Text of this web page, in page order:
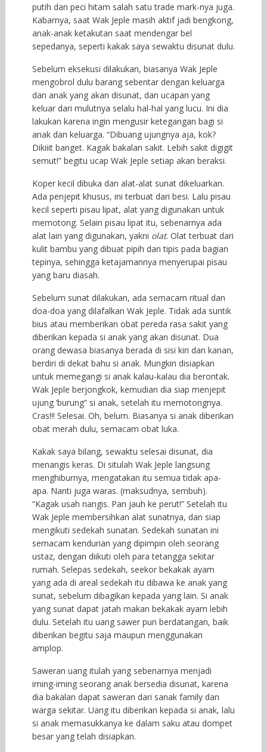
putih dan peci hitam salah satu trade mark-nya juga.
Kabarnya, saat Wak Jeple masih aktif jadi bengkong,
anak-anak ketakutan saat mendengar bel
sepedanya, seperti kakak saya sewaktu disunat dulu.
Sebelum eksekusi dilakukan, biasanya Wak Jeple
mengobrol dulu barang sebentar dengan keluarga
dan anak yang akan disunat, dan ucapan yang
keluar dari mulutnya selalu hal-hal yang lucu. Ini dia
lakukan karena ingin mengusir ketegangan bagi si
anak dan keluarga. “Dibuang ujungnya aja, kok?
Dikiiit banget. Kagak bakalan sakit. Lebih sakit digigit
semut!” begitu ucap Wak Jeple setiap akan beraksi.
Koper kecil dibuka dan alat-alat sunat dikeluarkan.
Ada penjepit khusus, ini terbuat dari besi. Lalu pisau
kecil seperti pisau lipat, alat yang digunakan untuk
memotong. Selain pisau lipat itu, sebenarnya ada
alat lain yang digunakan, yakni olat. Olat terbuat dari
kulit bambu yang dibuat pipih dan tipis pada bagian
tepinya, sehingga ketajamannya menyerupai pisau
yang baru diasah.
Sebelum sunat dilakukan, ada semacam ritual dan
doa-doa yang dilafalkan Wak Jeple. Tidak ada suntik
bius atau memberikan obat pereda rasa sakit yang
diberikan kepada si anak yang akan disunat. Dua
orang dewasa biasanya berada di sisi kiri dan kanan,
berdiri di dekat bahu si anak. Mungkin disiapkan
untuk memegangi si anak kalau-kalau dia berontak.
Wak Jeple berjongkok, kemudian dia siap menjepit
ujung ‘burung” si anak, setelah itu memotongnya.
Cras!!! Selesai. Oh, belum. Biasanya si anak diberikan
obat merah dulu, semacam obat luka.
Kakak saya bilang, sewaktu selesai disunat, dia
menangis keras. Di situlah Wak Jeple langsung
menghiburnya, mengatakan itu semua tidak apa-
apa. Nanti juga waras. (maksudnya, sembuh).
“Kagak usah nangis. Pan jauh ke perut!” Setelah itu
Wak Jeple membersihkan alat sunatnya, dan siap
mengikuti sedekah sunatan. Sedekah sunatan ini
semacam kendurian yang dipimpin oleh seorang
ustaz, dengan diikuti oleh para tetangga sekitar
rumah. Selepas sedekah, seekor bekakak ayam
yang ada di areal sedekah itu dibawa ke anak yang
sunat, sebelum dibagikan kepada yang lain. Si anak
yang sunat dapat jatah makan bekakak ayam lebih
dulu. Setelah itu uang sawer pun berdatangan, baik
diberikan begitu saja maupun menggunakan
amplop.
Saweran uang itulah yang sebenarnya menjadi
iming-iming seorang anak bersedia disunat, karena
dia bakalan dapat saweran dari sanak family dan
warga sekitar. Uang itu diberikan kepada si anak, lalu
si anak memasukkanya ke dalam saku atau dompet
besar yang telah disiapkan.